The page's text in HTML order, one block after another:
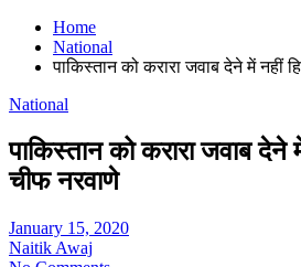
Home
National
पाकिस्‍तान को करारा जवाब देने में नहीं
National
पाकिस्‍तान को करारा जवाब देने
चीफ नरवाणे
January 15, 2020
Naitik Awaj